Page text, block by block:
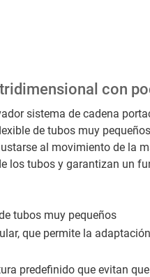
con
sistema de cadena
de tubos muy
al movimiento de la
los tubos y garantizan un
tubos muy pequeños
que permite la
predefinido que evitan